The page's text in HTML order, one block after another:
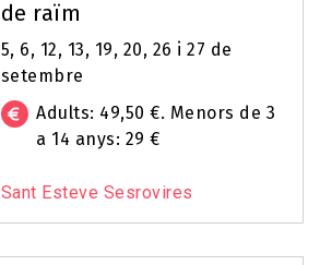
de raïm
5, 6, 12, 13, 19, 20, 26 i 27 de
setembre
Adults: 49,50 €. Menors de 3
a 14 anys: 29 €
Sant Esteve Sesrovires